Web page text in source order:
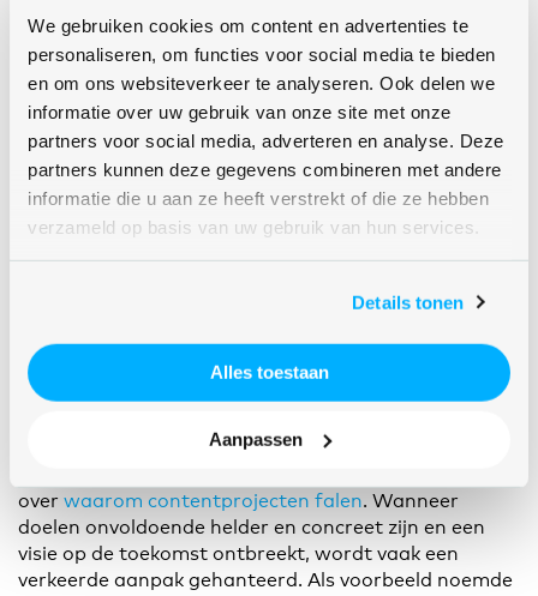
We gebruiken cookies om content en advertenties te
personaliseren, om functies voor social media te bieden
en om ons websiteverkeer te analyseren. Ook delen we
informatie over uw gebruik van onze site met onze
partners voor social media, adverteren en analyse. Deze
partners kunnen deze gegevens combineren met andere
informatie die u aan ze heeft verstrekt of die ze hebben
verzameld op basis van uw gebruik van hun services.
Details tonen
Alles toestaan
Aanpassen
organisaties de rechten op verschillende onderdelen
van websites aan gebruikers toe te kennen. Het CMS
wordt zo een stuk toegankelijker voor omvangrijkere
websites.
Umbraco 8
Ondertussen is Umbraco ook bezig met de
ontwikkeling van een geheel nieuwe generatie: versie
8. Uitgangspunt is de broncode af te slanken, onder
meer door alle buiten gebruik geraakte code op te
testen en minder storingsgevoelig. Ook worden
Umbraco 8 blijft Umbraco versie 7 ondersteunen.
Gebruikers krijgen zo alle tijd voor een upgrade
Valkuilen in digitale producties
over waarom contentprojecten falen. Wanneer
doelen onvoldoende helder en concreet zijn en een
visie op de toekomst ontbreekt, wordt vaak een
verkeerde aanpak gehanteerd. Als voorbeeld noemde